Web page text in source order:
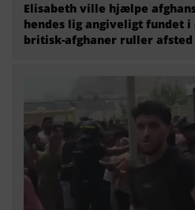
Elisabeth ville hjælpe
hendes lig angiveligt fundet
britisk-afghaner ruller afsted